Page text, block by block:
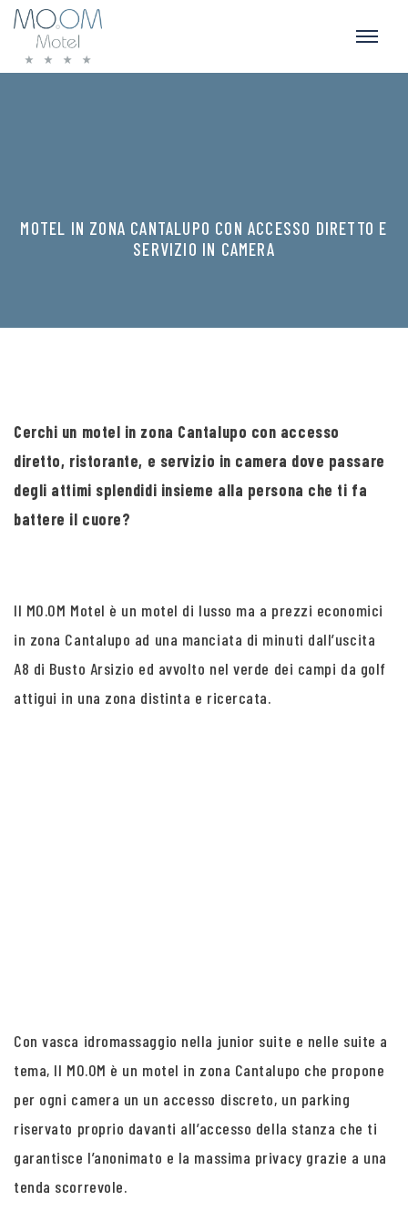
MOTEL IN ZONA CANTALUPO CON ACCESSO DIRETTO E
SERVIZIO IN CAMERA
Cerchi un motel in zona Cantalupo con accesso
diretto, ristorante, e servizio in camera dove passare
degli attimi splendidi insieme alla persona che ti fa
battere il cuore?
Il MO.OM Motel è un motel di lusso ma a prezzi economici
in zona Cantalupo ad una manciata di minuti dall’uscita
A8 di Busto Arsizio ed avvolto nel verde dei campi da golf
attigui in una zona distinta e ricercata.
Con vasca idromassaggio nella junior suite e nelle suite a
tema, Il MO.OM è un motel in zona Cantalupo che propone
per ogni camera un un accesso discreto, un parking
riservato proprio davanti all’accesso della stanza che ti
garantisce l’anonimato e la massima privacy grazie a una
tenda scorrevole.